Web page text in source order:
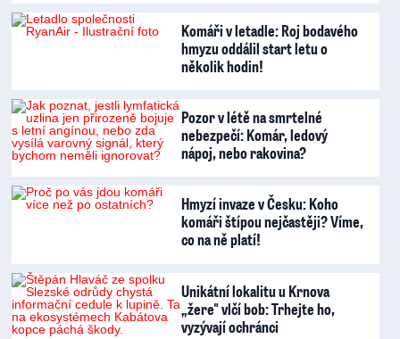
Komáři v letadle: Roj bodavého
hmyzu oddálil start letu o
několik hodin!
Pozor v létě na smrtelné
nebezpečí: Komár, ledový
nápoj, nebo rakovina?
Hmyzí invaze v Česku: Koho
komáři štípou nejčastěji? Víme,
co na ně platí!
Unikátní lokalitu u Krnova
„žere" vlčí bob: Trhejte ho,
vyzývají ochránci